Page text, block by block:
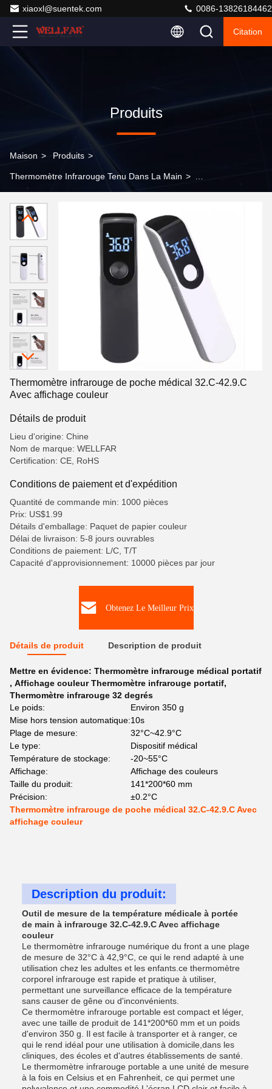
xiaoxl@suentek.com 0086-13826184462
Citation
Produits
Maison > Produits >
Thermomètre Infrarouge Tenu Dans La Main >
Avec affichage couleur
Thermomètre infrarouge de poche médical 32.C-42.9.C
Avec affichage couleur
Détails de produit
Lieu d'origine: Chine
Nom de marque: WELLFAR
Certification: CE, RoHS
Conditions de paiement et d'expédition
Quantité de commande min: 1000 pièces
Prix: US$1.99
Détails d'emballage: Paquet de papier couleur
Délai de livraison: 5-8 jours ouvrables
Conditions de paiement: L/C, T/T
Capacité d'approvisionnement: 10000 pièces par jour
Obtenez Le Meilleur Prix
Détails de produit Description de produit
Mettre en évidence: Thermomètre infrarouge médical portatif
, Affichage couleur Thermomètre infrarouge portatif,
Thermomètre infrarouge 32 degrés
Le poids:
Environ 350 g
Mise hors tension automatique:10s
Plage de mesure:
32°C~42.9°C
Le type:
Dispositif médical
Température de stockage:
-20~55°C
Affichage:
Affichage des couleurs
Taille du produit:
141*200*60 mm
Précision:
±0.2°C
Thermomètre infrarouge de poche médical 32.C-42.9.C Avec
affichage couleur
Description du produit:
Outil de mesure de la température médicale à portée
de main à infrarouge 32.C-42.9.C Avec affichage
couleur
Le thermomètre infrarouge numérique du front a une plage
de mesure de 32°C à 42,9°C, ce qui le rend adapté à une
utilisation chez les adultes et les enfants.ce thermomètre
corporel infrarouge est rapide et pratique à utiliser,
permettant une surveillance efficace de la température
sans causer de gêne ou d'inconvénients.
Ce thermomètre infrarouge portable est compact et léger,
avec une taille de produit de 141*200*60 mm et un poids
d'environ 350 g. Il est facile à transporter et à ranger, ce
qui le rend idéal pour une utilisation à domicile,dans les
cliniques, des écoles et d'autres établissements de santé.
Le thermomètre infrarouge portable a une unité de mesure
à la fois en Celsius et en Fahrenheit, ce qui permet une